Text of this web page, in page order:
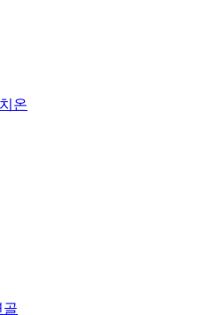
온
골